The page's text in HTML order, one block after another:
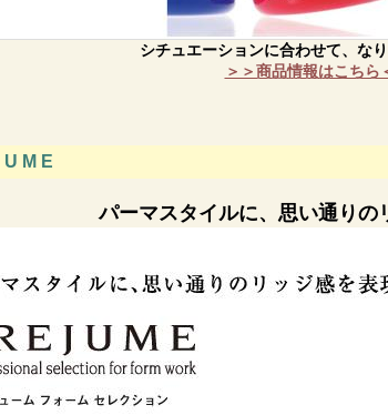
シチュエーションに合わせて、な
＞＞商品情報はこちら
U M E
パーマスタイルに、思い通りの